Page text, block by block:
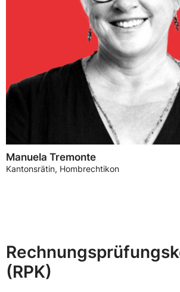
Manuela Tremonte
Kantonsrätin, Hombrechtikon
(RPK)